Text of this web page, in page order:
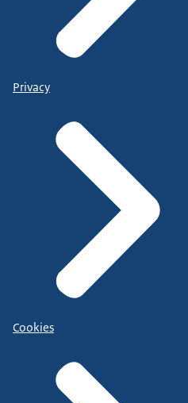
Privacy
Cookies